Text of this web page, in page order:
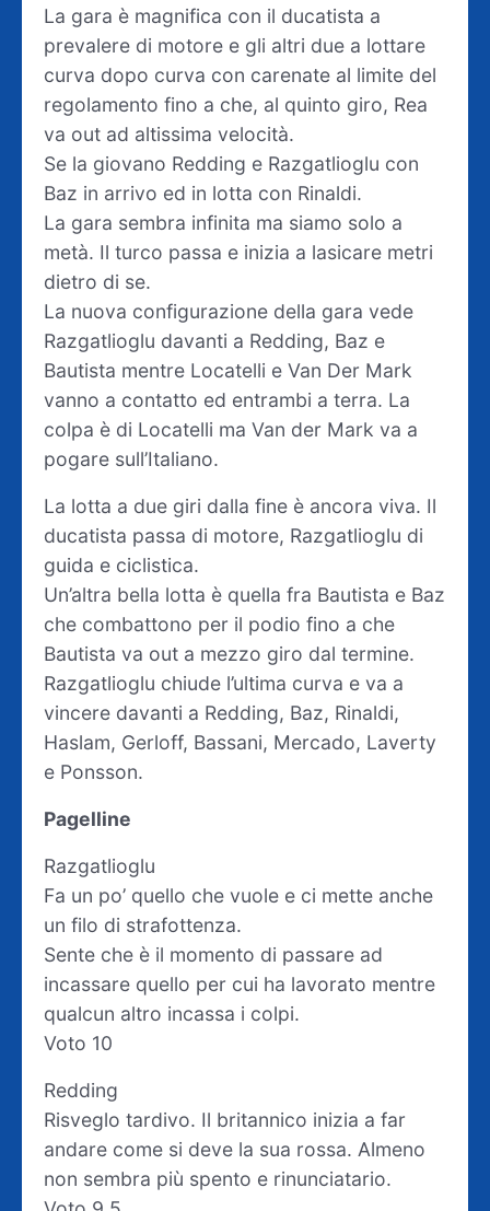
La gara è magnifica con il ducatista a
prevalere di motore e gli altri due a lottare
curva dopo curva con carenate al limite del
regolamento fino a che, al quinto giro, Rea
va out ad altissima velocità.
Se la giovano Redding e Razgatlioglu con
Baz in arrivo ed in lotta con Rinaldi.
La gara sembra infinita ma siamo solo a
metà. Il turco passa e inizia a lasicare metri
dietro di se.
La nuova configurazione della gara vede
Razgatlioglu davanti a Redding, Baz e
Bautista mentre Locatelli e Van Der Mark
vanno a contatto ed entrambi a terra. La
colpa è di Locatelli ma Van der Mark va a
pogare sull’Italiano.
La lotta a due giri dalla fine è ancora viva. Il
ducatista passa di motore, Razgatlioglu di
guida e ciclistica.
Un’altra bella lotta è quella fra Bautista e Baz
che combattono per il podio fino a che
Bautista va out a mezzo giro dal termine.
Razgatlioglu chiude l’ultima curva e va a
vincere davanti a Redding, Baz, Rinaldi,
Haslam, Gerloff, Bassani, Mercado, Laverty
e Ponsson.
Pagelline
Razgatlioglu
Fa un po’ quello che vuole e ci mette anche
un filo di strafottenza.
Sente che è il momento di passare ad
incassare quello per cui ha lavorato mentre
qualcun altro incassa i colpi.
Voto 10
Redding
Risveglo tardivo. Il britannico inizia a far
andare come si deve la sua rossa. Almeno
non sembra più spento e rinunciatario.